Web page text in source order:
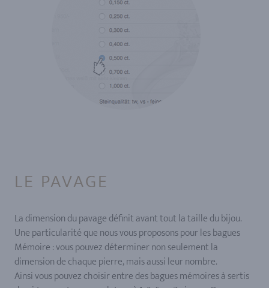
LE PAVAGE
La dimension du pavage définit avant tout la taille du bijou.
Une particularité que nous vous proposons pour les bagues
Mémoire : vous pouvez déterminer non seulement la
dimension de chaque pierre, mais aussi leur nombre.
Ainsi vous pouvez choisir entre des bagues mémoires à sertis